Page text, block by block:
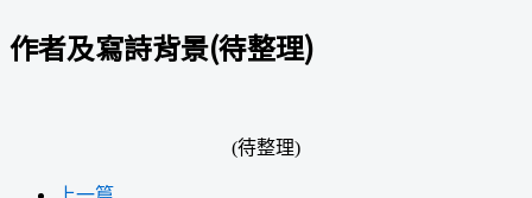
作者及寫詩背景(待整理)
(待整理)